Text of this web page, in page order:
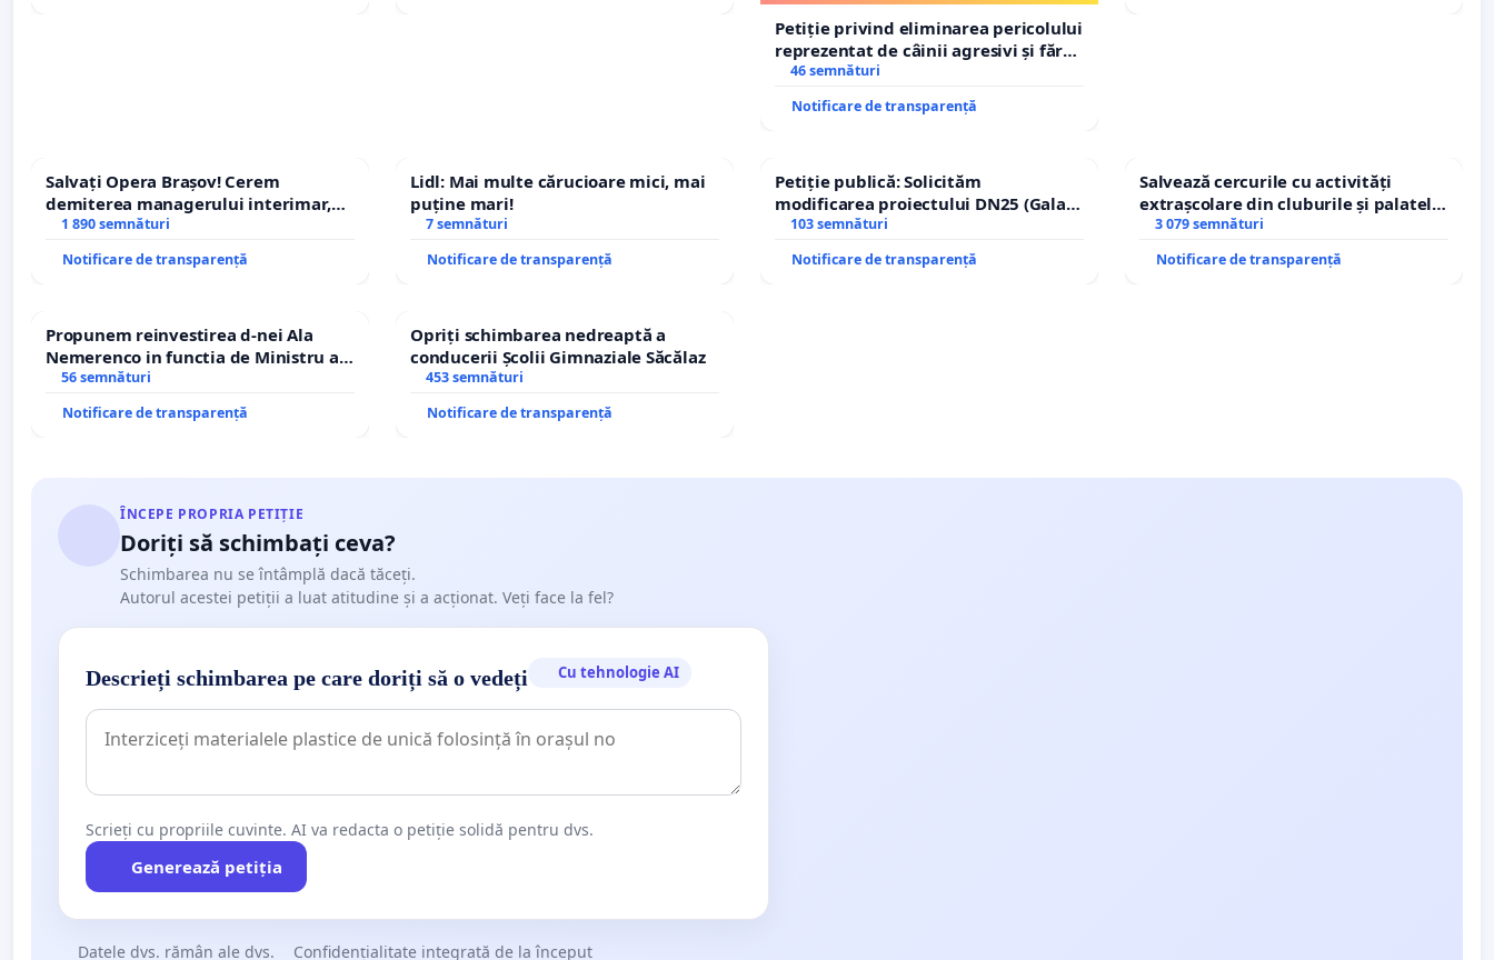
Petiție privind eliminarea pericolului
reprezentat de câinii agresivi și fără
stăpân din comuna Tunari
46 semnături
Notificare de transparență
Salvați Opera Brașov! Cerem
demiterea managerului interimar,
Petrean Lucian-Marius!
1 890 semnături
Notificare de transparență
Lidl: Mai multe cărucioare mici, mai
puține mari!
7 semnături
Notificare de transparență
Petiție publică: Solicităm
modificarea proiectului DN25 (Galați
– Hanu Conachi) prin devierea
103 semnături
Notificare de transparență
Salvează cercurile cu activități
extrașcolare din cluburile și palatele
copiilor
3 079 semnături
Notificare de transparență
Propunem reinvestirea d-nei Ala
Nemerenco in functia de Ministru al
Sanatatii
56 semnături
Notificare de transparență
Opriți schimbarea nedreaptă a
conducerii Școlii Gimnaziale Săcălaz
453 semnături
Notificare de transparență
ÎNCEPE PROPRIA PETIȚIE
Doriți să schimbați ceva?
Schimbarea nu se întâmplă dacă tăceți.
Autorul acestei petiții a luat atitudine și a acționat. Veți face la fel?
Descrieți schimbarea pe care doriți să o vedeți Cu tehnologie AI
Scrieți cu propriile cuvinte. AI va redacta o petiție solidă pentru dvs.
Generează petiția
Datele dvs. rămân ale dvs. Confidențialitate integrată de la început